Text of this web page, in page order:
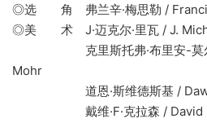
◎选 角 弗兰辛·梅思勒 /
◎美 术 J·迈克尔·里瓦 / J.
克里斯托弗·布里安-莫尔 /
Mohr
道恩·斯维德斯基 / Dawn
戴维·F·克拉森 / David F.